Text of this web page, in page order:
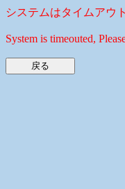
システムはタイムアウ
System is timeouted,